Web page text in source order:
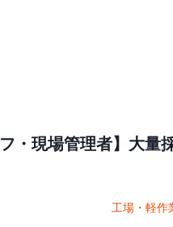
・現場管理者】大量
工場・軽作